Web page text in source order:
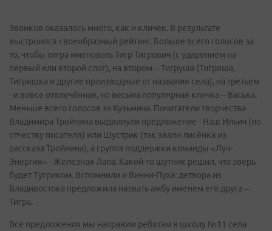
Звонков оказалось много, как и кличек. В результате
выстроился своеобразный рейтинг. Больше всего голосов за
то, чтобы тигра именовать Тигр Тигрович (с ударением на
первый или второй слог), на втором – Тигруша (Тигряша,
Тигряшка и другие производные от названия села), на третьем
- и вовсе отвлечённая, но весьма популярная кличка – Васька.
Меньше всего голосов за Кузьмича. Почитатели творчества
Владимира Тройнина выдвинули предложение - Наш Ильич (по
отчеству писателя) или Шустрик (так звали лисёнка из
рассказа Тройнина), а группа поддержки команды «Луч-
Энергия» - Железная Лапа. Какой-то шутник решил, что зверь
будет Тугриком. Вспомнили и Винни-Пуха: детвора из
Владивостока предложила назвать амбу именем его друга –
Тигра.
Все предложения мы направим ребятам в школу №11 села